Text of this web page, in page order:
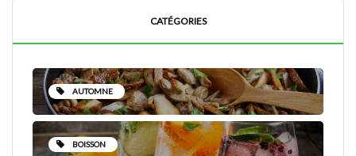
CATÉGORIES
AUTOMNE
BOISSON